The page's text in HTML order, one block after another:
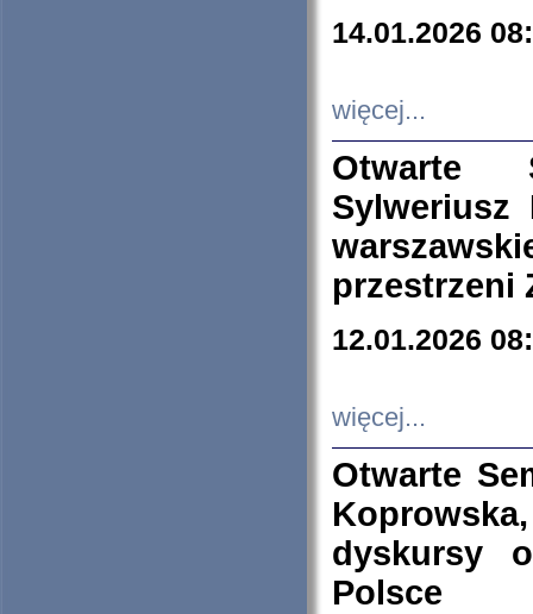
14.01.2026
więcej...
Otwarte
Sylweriusz
przestrzeni
12.01.2026
więcej...
Otwarte
dyskursy
Polsce